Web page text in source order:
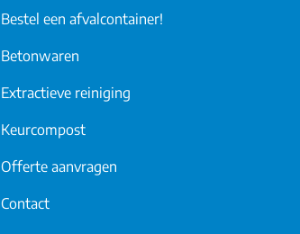
Bestel een afvalcontainer!
Betonwaren
Extractieve reiniging
Keurcompost
Offerte aanvragen
Contact